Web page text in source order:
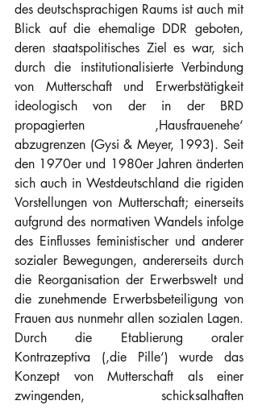
des deutschsprachigen Raums ist auch mit
Blick auf die ehemalige DDR geboten,
deren staatspolitisches Ziel es war, sich
durch die institutionalisierte Verbindung
von Mutterschaft und Erwerbstätigkeit
ideologisch von der in der BRD
propagierten ‚Hausfrauenehe‘
abzugrenzen (Gysi & Meyer, 1993). Seit
den 1970er und 1980er Jahren änderten
sich auch in Westdeutschland die rigiden
Vorstellungen von Mutterschaft; einerseits
aufgrund des normativen Wandels infolge
des Einflusses feministischer und anderer
sozialer Bewegungen, andererseits durch
die Reorganisation der Erwerbswelt und
die zunehmende Erwerbsbeteiligung von
Frauen aus nunmehr allen sozialen Lagen.
Durch die Etablierung oraler
Kontrazeptiva (‚die Pille‘) wurde das
Konzept von Mutterschaft als einer
zwingenden, schicksalhaften